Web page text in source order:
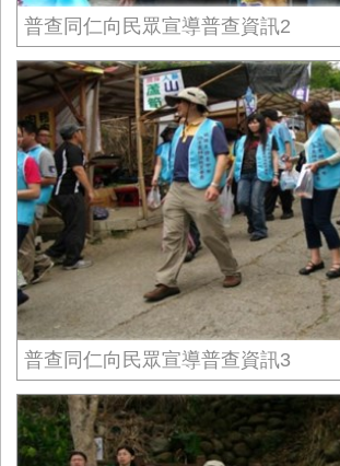
普查同仁向民眾宣導普查資訊2
普查同仁向民眾宣導普查資訊3